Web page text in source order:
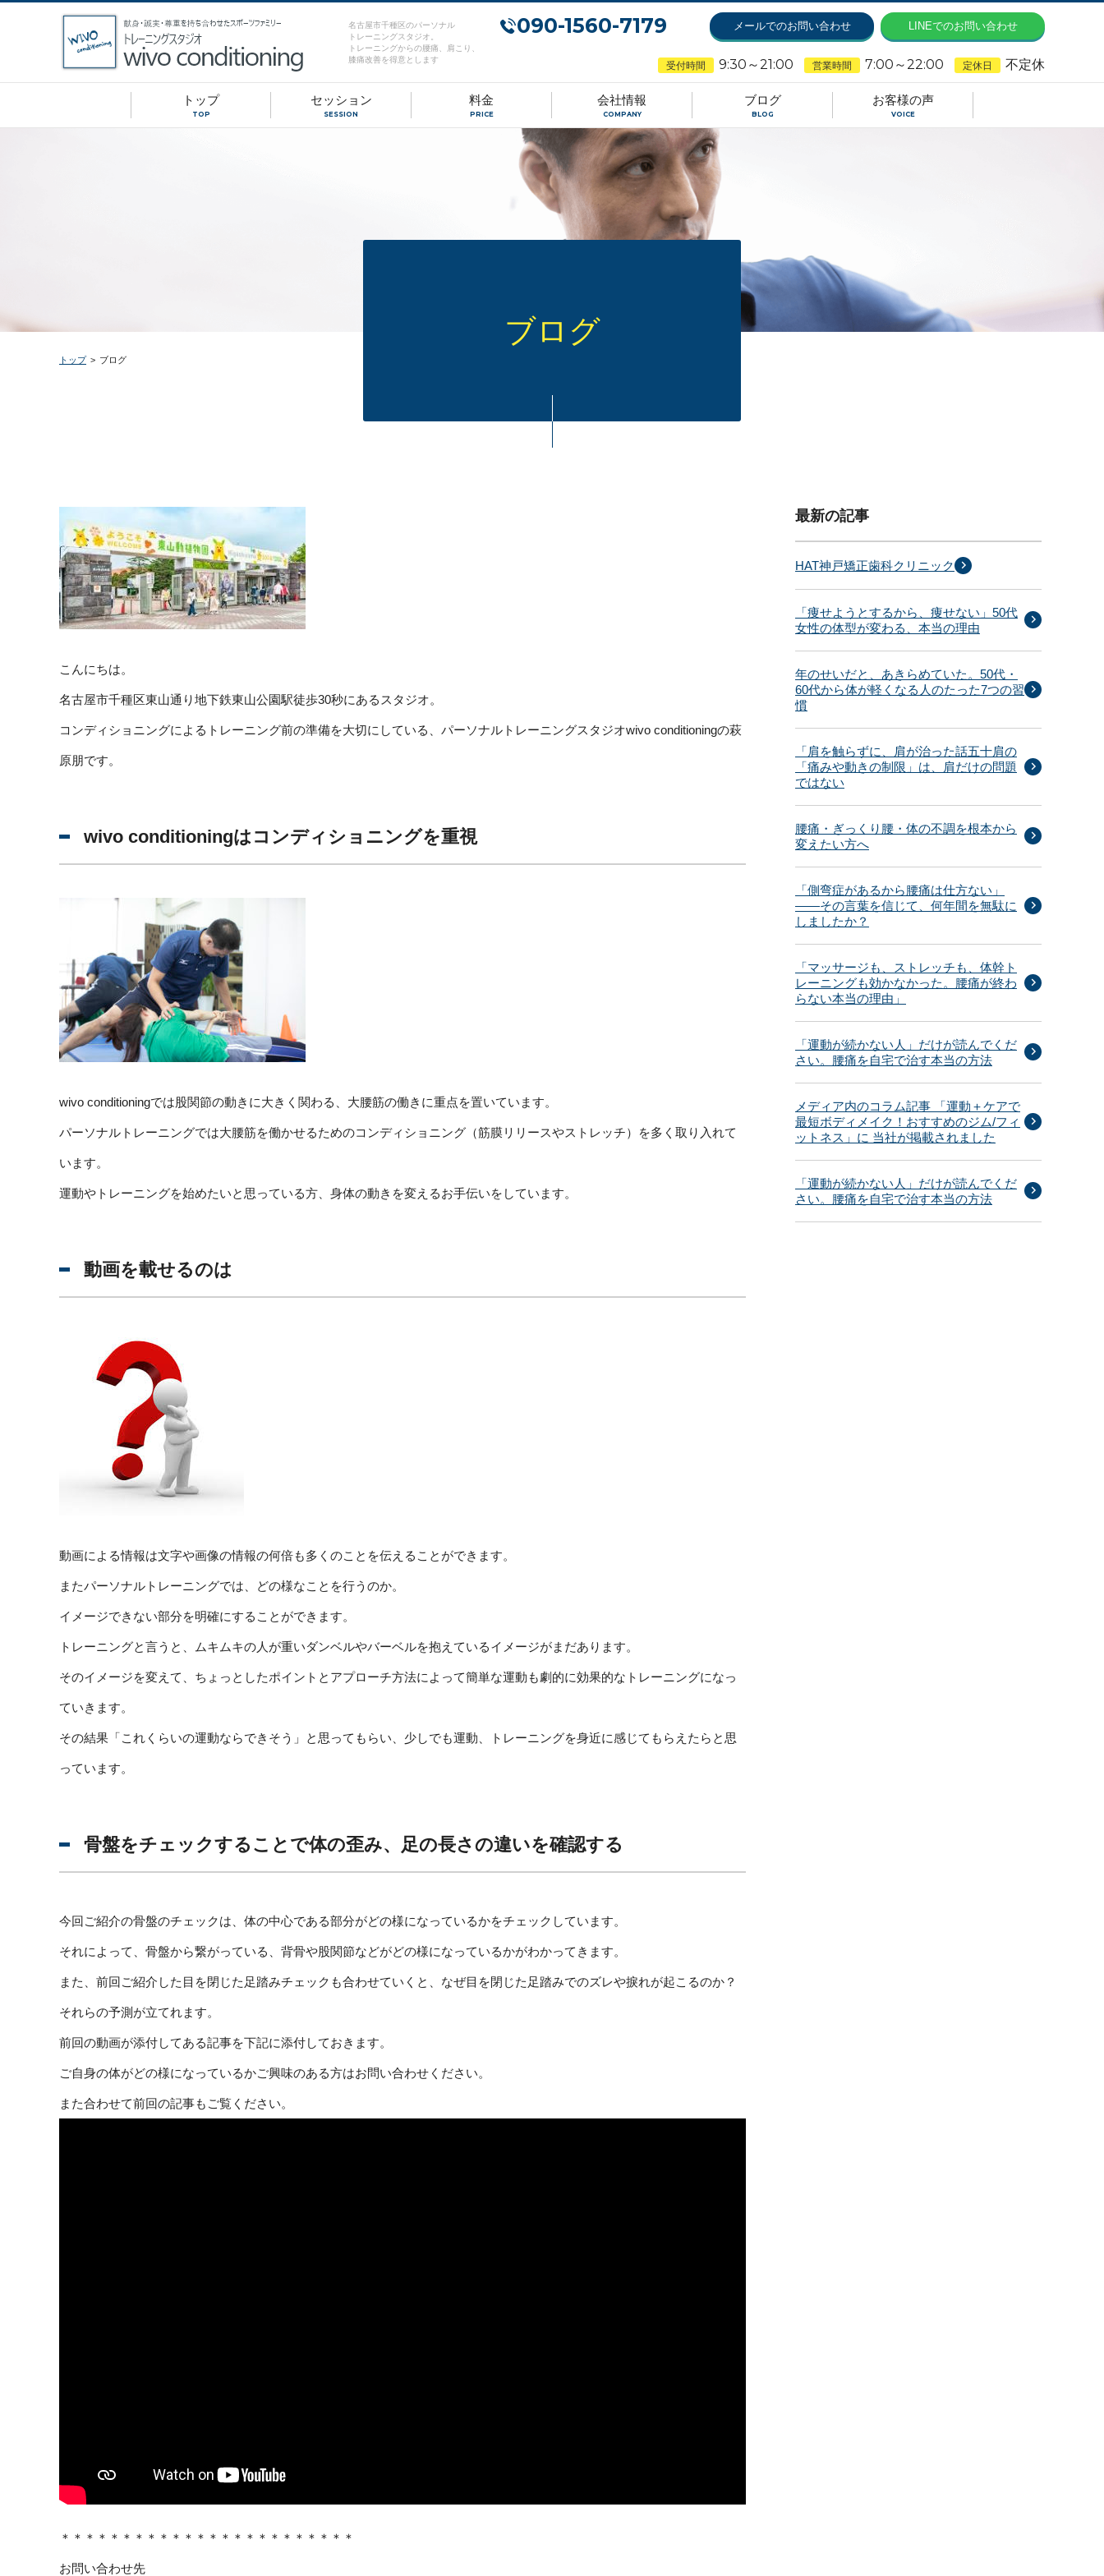
名古屋市千種区のパーソナル
トレーニングスタジオ。
トレーニングからの腰痛、肩こり、
膝痛改善を得意とします
090-1560-7179 メールでのお問い合わせ LINEでのお問い合わせ
受付時間 9:30～21:00 営業時間 7:00～22:00 定休日 不定休
トップ
TOP
セッション
SESSION
料金
PRICE
会社情報
COMPANY
ブログ
BLOG
お客様の声
VOICE
ブログ
トップ > ブログ
こんにちは。
名古屋市千種区東山通り地下鉄東山公園駅徒歩30秒にあるスタジオ。
コンディショニングによるトレーニング前の準備を大切にしている、パーソナルトレーニングスタジオwivo conditioningの萩
原朋です。
wivo conditioningはコンディショニングを重視
wivo conditioningでは股関節の動きに大きく関わる、大腰筋の働きに重点を置いています。
パーソナルトレーニングでは大腰筋を働かせるためのコンディショニング（筋膜リリースやストレッチ）を多く取り入れて
います。
運動やトレーニングを始めたいと思っている方、身体の動きを変えるお手伝いをしています。
動画を載せるのは
動画による情報は文字や画像の情報の何倍も多くのことを伝えることができます。
またパーソナルトレーニングでは、どの様なことを行うのか。
イメージできない部分を明確にすることができます。
トレーニングと言うと、ムキムキの人が重いダンベルやバーベルを抱えているイメージがまだあります。
そのイメージを変えて、ちょっとしたポイントとアプローチ方法によって簡単な運動も劇的に効果的なトレーニングになっ
ていきます。
その結果「これくらいの運動ならできそう」と思ってもらい、少しでも運動、トレーニングを身近に感じてもらえたらと思
っています。
骨盤をチェックすることで体の歪み、足の長さの違いを確認する
今回ご紹介の骨盤のチェックは、体の中心である部分がどの様になっているかをチェックしています。
それによって、骨盤から繋がっている、背骨や股関節などがどの様になっているかがわかってきます。
また、前回ご紹介した目を閉じた足踏みチェックも合わせていくと、なぜ目を閉じた足踏みでのズレや捩れが起こるのか？
それらの予測が立てれます。
前回の動画が添付してある記事を下記に添付しておきます。
ご自身の体がどの様になっているかご興味のある方はお問い合わせください。
また合わせて前回の記事もご覧ください。
＊＊＊＊＊＊＊＊＊＊＊＊＊＊＊＊＊＊＊＊＊＊＊＊
お問い合わせ先
最新の記事
HAT神戸矯正歯科クリニック
「痩せようとするから、痩せない」50代
女性の体型が変わる、本当の理由
年のせいだと、あきらめていた。50代・
60代から体が軽くなる人のたった7つの習
慣
「肩を触らずに、肩が治った話五十肩の
「痛みや動きの制限」は、肩だけの問題
ではない
腰痛・ぎっくり腰・体の不調を根本から
変えたい方へ
「側弯症があるから腰痛は仕方ない」
——その言葉を信じて、何年間を無駄に
しましたか？
「マッサージも、ストレッチも、体幹ト
レーニングも効かなかった。腰痛が終わ
らない本当の理由」
「運動が続かない人」だけが読んでくだ
さい。腰痛を自宅で治す本当の方法
メディア内のコラム記事 「運動＋ケアで
最短ボディメイク！おすすめのジム/フィ
ットネス」に 当社が掲載されました
「運動が続かない人」だけが読んでくだ
さい。腰痛を自宅で治す本当の方法